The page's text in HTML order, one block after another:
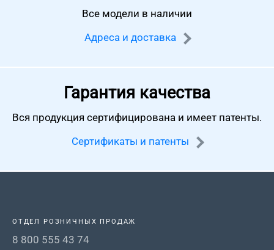
Все модели в наличии
Адреса и доставка
Гарантия качества
Вся продукция сертифицирована и имеет патенты.
Сертификаты и патенты
ОТДЕЛ РОЗНИЧНЫХ ПРОДАЖ
8 800 555 43 74